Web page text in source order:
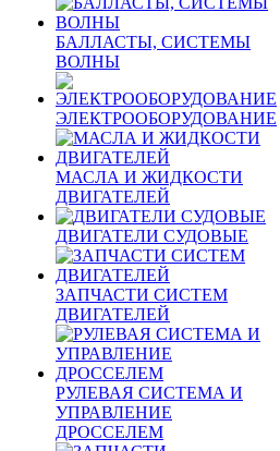
БАЛЛАСТЫ, СИСТЕМЫ
ВОЛНЫ
ЭЛЕКТРООБОРУДОВАНИЕ
МАСЛА И ЖИДКОСТИ
ДВИГАТЕЛЕЙ
ДВИГАТЕЛИ СУДОВЫЕ
ЗАПЧАСТИ СИСТЕМ
ДВИГАТЕЛЕЙ
РУЛЕВАЯ СИСТЕМА И
УПРАВЛЕНИЕ
ДРОССЕЛЕМ